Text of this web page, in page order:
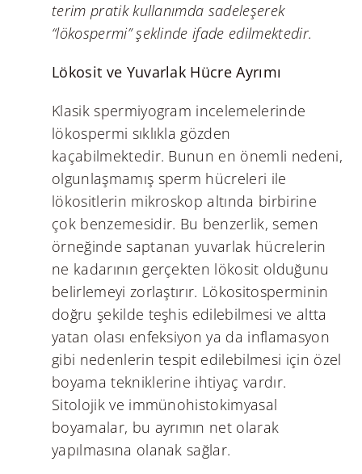
terim pratik kullanımda sadeleşerek
“lökospermi” şeklinde ifade edilmektedir.
Lökosit ve Yuvarlak Hücre Ayrımı
Klasik spermiyogram incelemelerinde
lökospermi sıklıkla gözden
kaçabilmektedir. Bunun en önemli nedeni,
olgunlaşmamış sperm hücreleri ile
lökositlerin mikroskop altında birbirine
çok benzemesidir. Bu benzerlik, semen
örneğinde saptanan yuvarlak hücrelerin
ne kadarının gerçekten lökosit olduğunu
belirlemeyi zorlaştırır. Lökositosperminin
doğru şekilde teşhis edilebilmesi ve altta
yatan olası enfeksiyon ya da inflamasyon
gibi nedenlerin tespit edilebilmesi için özel
boyama tekniklerine ihtiyaç vardır.
Sitolojik ve immünohistokimyasal
boyamalar, bu ayrımın net olarak
yapılmasına olanak sağlar.